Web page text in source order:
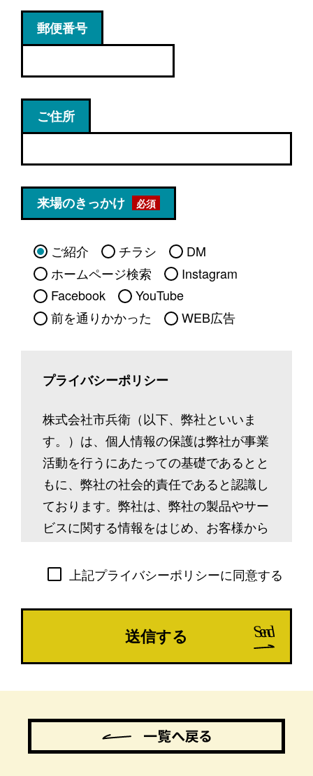
郵便番号
ご住所
来場のきっかけ
ご紹介 チラシ
DM
ホームページ検索
Instagram
Facebook
YouTube
前を通りかかった
WEB広告
プライバシーポリシー
株式会社市兵衛（以下、弊社といいま
す。）は、個人情報の保護は弊社が事業
活動を行うにあたっての基礎であるとと
もに、弊社の社会的責任であると認識し
ております。弊社は、弊社の製品やサー
ビスに関する情報をはじめ、お客様から
な情報を取り扱っております。弊社は個
び管理体制の確立を図るとともに、以下
のとおりプライバシーポリシーを定め、
上記プライバシーポリシーに同意する